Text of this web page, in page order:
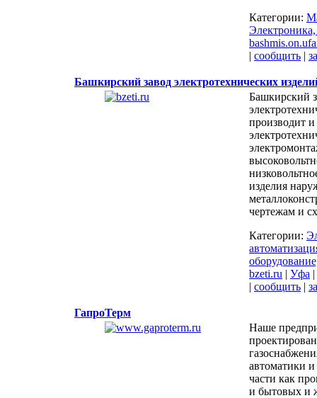
Категории:
| сообщить |
Башкирский завод электротехнических
Башкирский
производит и
изделия
чертежам и
Категории:
bzeti.ru | Уфа |
| сообщить |
ГапроТерм
Наше
автоматики и
части как
и бытовых и